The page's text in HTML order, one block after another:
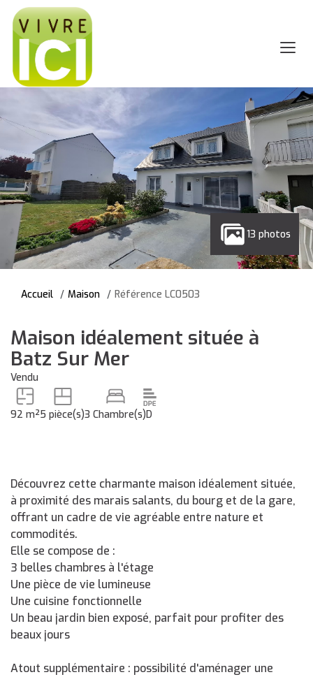
13 photos
Accueil Maison Référence LC0503
Maison idéalement située à
Batz Sur Mer
Vendu
92 m²5 pièce(s)3 Chambre(s)D
Découvrez cette charmante maison idéalement située,
à proximité des marais salants, du bourg et de la gare,
offrant un cadre de vie agréable entre nature et
commodités.
Elle se compose de :
3 belles chambres à l'étage
Une pièce de vie lumineuse
Une cuisine fonctionnelle
Un beau jardin bien exposé, parfait pour profiter des
beaux jours
Atout supplémentaire : possibilité d'aménager une